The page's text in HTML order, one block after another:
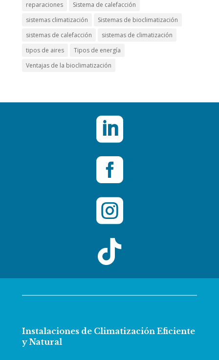
reparaciones
Sistema de calefacción
sistemas climatización
Sistemas de bioclimatización
sistemas de calefacción
sistemas de climatización
tipos de aires
Tipos de energía
Ventajas de la bioclimatización




Instalaciones de Climatización Eficiente
y Natural